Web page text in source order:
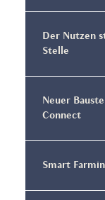
Der Nutzen
Stelle
Neuer
Connect
Smart